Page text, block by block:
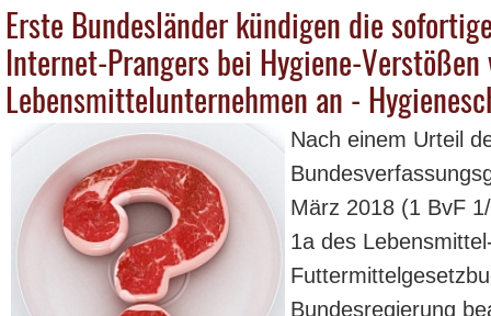
Erste Bundesländer kündigen die
Internet-Prangers bei Hygiene-Verstößen
Lebensmittelunternehmen an -
Nach einem Urteil
März 2018 (1 BvF
1a des
Bundesregierung